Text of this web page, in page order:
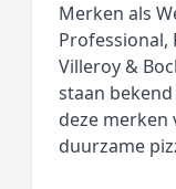
Merken als
Professional,
Villeroy &
staan
deze
duurzame